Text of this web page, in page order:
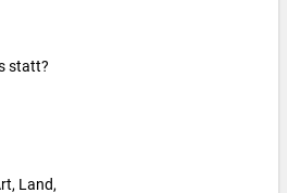
statt?
Land,